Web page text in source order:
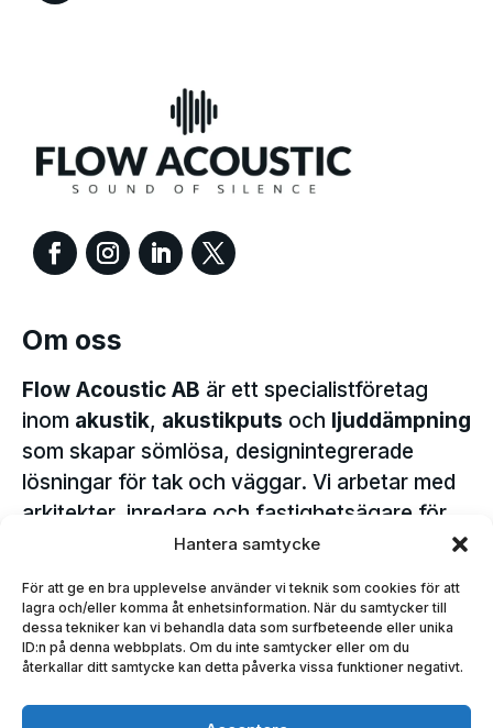
Hantera samtycke
För att ge en bra upplevelse använder vi teknik som cookies för att
lagra och/eller komma åt enhetsinformation. När du samtycker till
dessa tekniker kan vi behandla data som surfbeteende eller unika
ID:n på denna webbplats. Om du inte samtycker eller om du
återkallar ditt samtycke kan detta påverka vissa funktioner negativt.
Om oss
Flow Acoustic AB är ett specialistföretag
inom akustik, akustikputs och ljuddämpning
som skapar sömlösa, designintegrerade
lösningar för tak och väggar. Vi arbetar med
arkitekter, inredare och fastighetsägare för
att skapa estetiska miljöer med hög
renovering.
Öppettider